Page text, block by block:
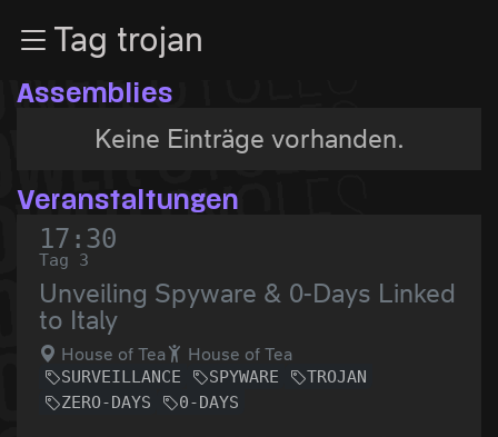
Zum InhaltTag trojan
Assemblies
Keine Einträge vorhanden.
Veranstaltungen
17:30
Tag 3
Unveiling Spyware & 0-Days Linked
to Italy
House of Tea House of Tea
SURVEILLANCE SPYWARE
TROJAN
ZERO-DAYS
0-DAYS